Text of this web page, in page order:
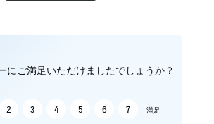
にご満足いただけましたでしょうか？
2 3 4 5 6 7 満足